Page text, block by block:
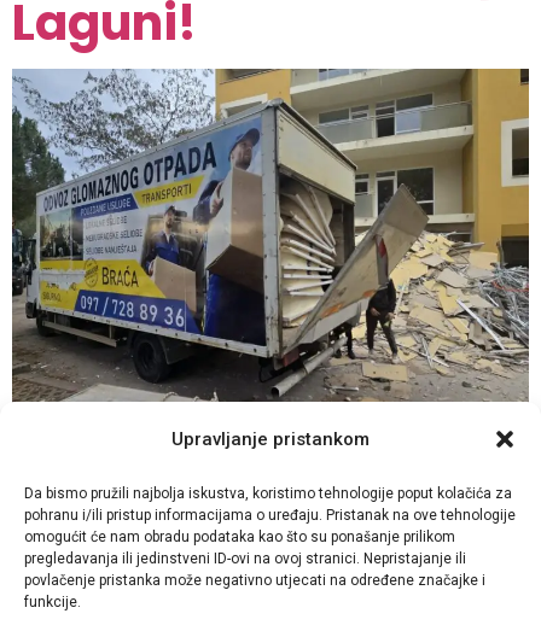
Upravljanje pristankom
Da bismo pružili najbolja iskustva, koristimo tehnologije poput kolačića za
pohranu i/ili pristup informacijama o uređaju. Pristanak na ove tehnologije
omogućit će nam obradu podataka kao što su ponašanje prilikom
pregledavanja ili jedinstveni ID-ovi na ovoj stranici. Nepristajanje ili
povlačenje pristanka može negativno utjecati na određene značajke i
funkcije.
Laguni!
do Rijeke: Kako Smo U Plavoj Laguni Uklonili Više od Tona
Nereda Kada planirate veliki događaj, adaptaciju ili generalno
čišćenje turističkog objekta, posljednja stvar koju želite je da
Vas koči neuredan otpad. Nedavno nas je pozvala velika